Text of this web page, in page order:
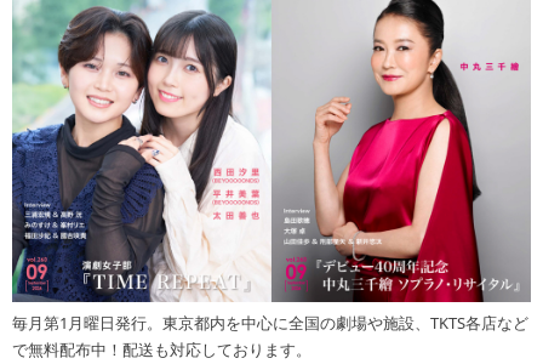
毎月第1月曜日発行。東京都内を中心に全国の劇場や施設、TKTS各店など
で無料配布中！配送も対応しております。